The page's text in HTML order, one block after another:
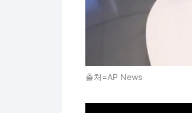
출처=AP News